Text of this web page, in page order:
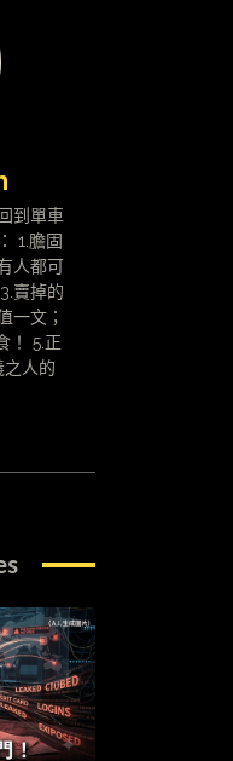
到單車
1.膽固
人都可
賣掉的
一文；
！ 5.正
人的